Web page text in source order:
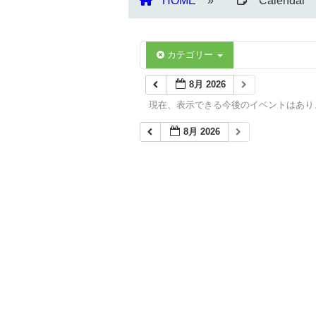
カテゴリー
8月 2026
現在、表示できる今後のイベントはあ
8月 2026